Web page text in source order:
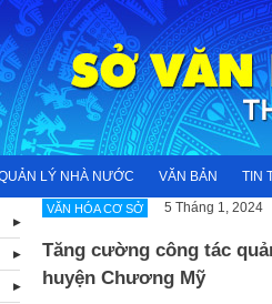
LÝ NHÀ NƯỚC VĂN BẢN TIN
VĂN HÓA CƠ SỞ 5 Tháng 1, 2024
Tăng cường công tác
huyện Chương Mỹ